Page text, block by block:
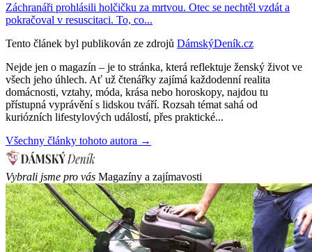
Záchranáři prohlásili holčičku za mrtvou. Otec se nechtěl vzdát a
pokračoval v resuscitaci. To, co...
Tento článek byl publikován ze zdrojů DámskýDeník.cz
Nejde jen o magazín – je to stránka, která reflektuje ženský život ve
všech jeho úhlech. Ať už čtenářky zajímá každodenní realita
domácnosti, vztahy, móda, krása nebo horoskopy, najdou tu
přístupná vyprávění s lidskou tváří. Rozsah témat sahá od
kuriózních lifestylových událostí, přes praktické...
Všechny články tohoto autora →
Vybrali jsme pro vás Magazíny a zajímavosti